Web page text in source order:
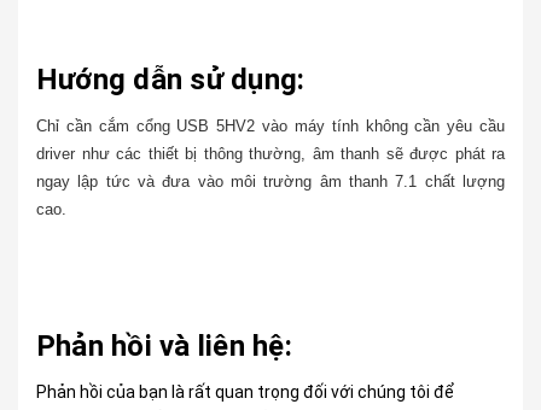
Hướng dẫn sử dụng:
Chỉ cần cắm cổng USB 5HV2 vào máy tính không cần yêu cầu
driver như các thiết bị thông thường, âm thanh sẽ được phát ra
ngay lập tức và đưa vào môi trường âm thanh 7.1 chất lượng
cao.
Phản hồi và liên hệ:
Phản hồi của bạn là rất quan trọng đối với chúng tôi để